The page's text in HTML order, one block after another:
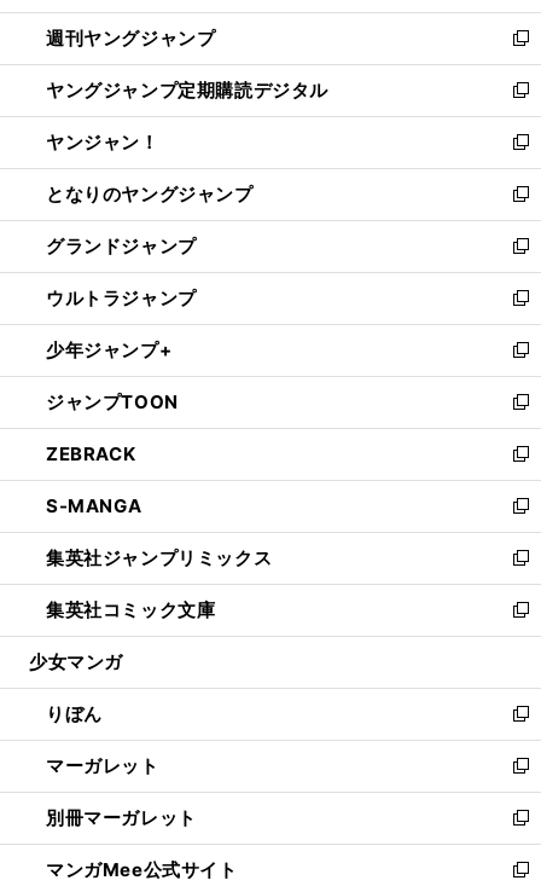
開
く
ウ
で
開
く
ン
ド
ウ
で
開
く
ウ
ィ
ン
ド
ウ
で
開
く
週刊ヤングジャンプ
新
し
い
ウ
ィ
ン
ド
ウ
で
開
く
ヤングジャンプ定期購読デジタル
新
し
い
ウ
ィ
ン
ド
ウ
で
開
く
ヤンジャン！
新
し
い
ウ
ィ
ン
ド
ウ
で
開
く
となりのヤングジャンプ
新
し
い
ウ
ィ
ン
ド
ウ
で
開
く
グランドジャンプ
新
し
い
ウ
ィ
ン
ド
ウ
で
開
く
ウルトラジャンプ
新
し
い
ウ
ィ
ン
ド
ウ
で
開
く
少年ジャンプ+
新
し
い
ウ
ィ
ン
ド
ウ
で
開
く
ジャンプTOON
新
し
い
ウ
ィ
ン
ド
ウ
で
開
ZEBRACK
新
し
い
ウ
ィ
ン
ド
ウ
開
く
S-MANGA
新
し
い
ウ
ィ
ン
ウ
で
開
く
集英社ジャンプリミックス
新
し
い
ウ
ン
ド
ウ
で
開
く
集英社コミック文庫
新
し
ウ
ィ
ン
ド
ウ
で
開
く
少女マンガ
りぼん
新
し
い
ウ
ィ
ン
ド
マーガレット
新
し
い
ウ
ィ
別冊マーガレット
新
し
い
マンガMee公式サイト
新